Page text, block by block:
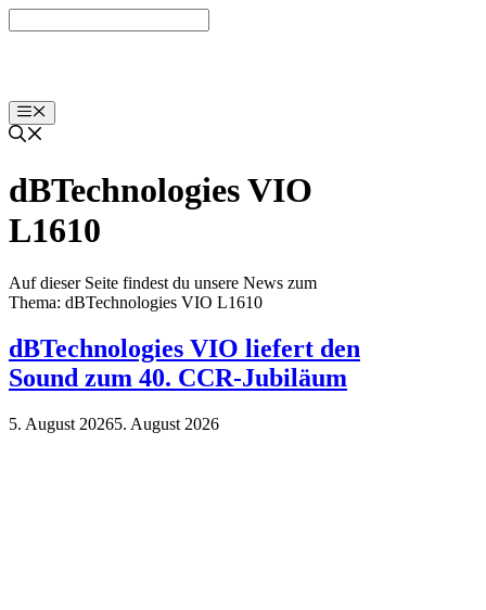
Inhalt
Menü
dBTechnologies VIO
L1610
Auf dieser Seite findest du unsere News zum
Thema: dBTechnologies VIO L1610
dBTechnologies VIO liefert den
Sound zum 40. CCR-Jubiläum
5. August 20265. August 2026